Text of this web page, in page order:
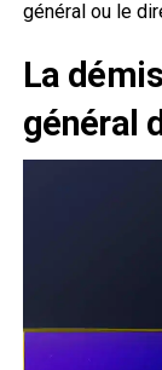
général ou le
La
général